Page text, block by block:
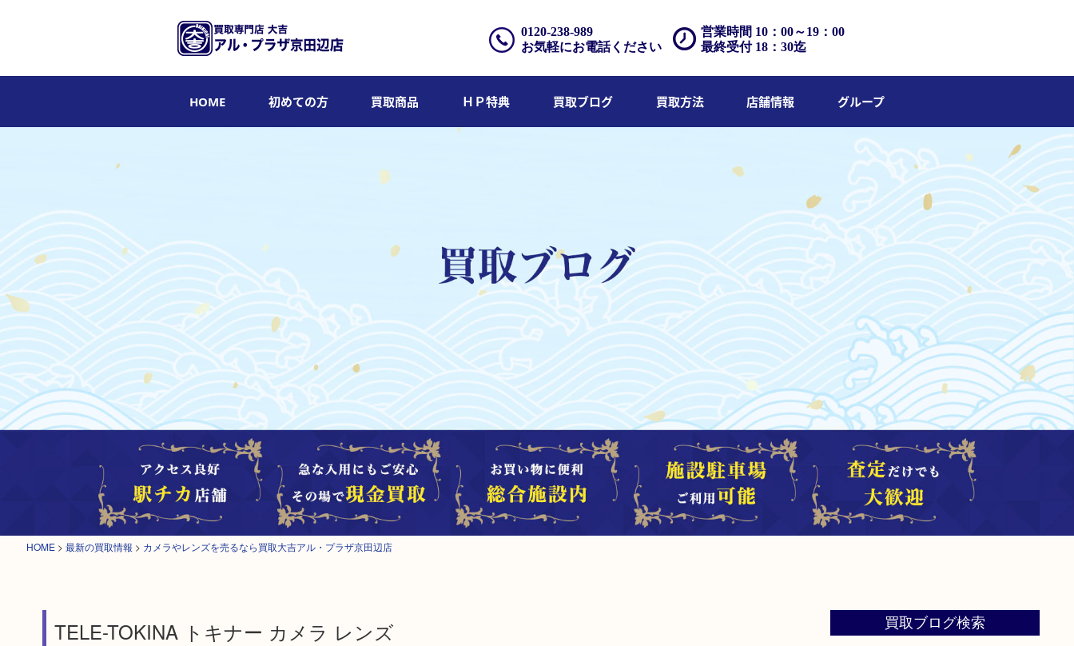
営業時間 10：00～19：00
最終受付 18：30迄
0120-238-989
お気軽にお電話ください
HOME 初めての方 買取商品 ＨＰ特典 買取ブログ 買取方法 店舗情報 グループ
HOME > 最新の買取情報 > カメラやレンズを売るなら買取大吉アル・プラザ京田辺店
TELE-TOKINA トキナー カメラ レンズ 買取ブログ検索